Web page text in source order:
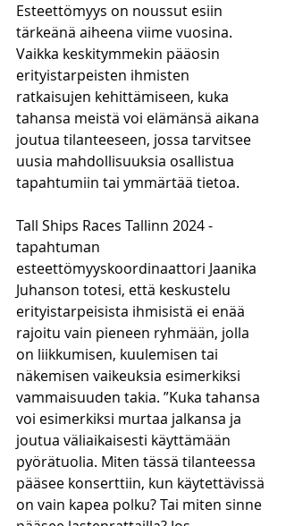
Esteettömyys on noussut esiin
tärkeänä aiheena viime vuosina.
Vaikka keskitymmekin pääosin
erityistarpeisten ihmisten
ratkaisujen kehittämiseen, kuka
tahansa meistä voi elämänsä aikana
joutua tilanteeseen, jossa tarvitsee
uusia mahdollisuuksia osallistua
tapahtumiin tai ymmärtää tietoa.
Tall Ships Races Tallinn 2024 -
tapahtuman
esteettömyyskoordinaattori Jaanika
Juhanson totesi, että keskustelu
erityistarpeisista ihmisistä ei enää
rajoitu vain pieneen ryhmään, jolla
on liikkumisen, kuulemisen tai
näkemisen vaikeuksia esimerkiksi
vammaisuuden takia. ”Kuka tahansa
voi esimerkiksi murtaa jalkansa ja
joutua väliaikaisesti käyttämään
pyörätuolia. Miten tässä tilanteessa
pääsee konserttiin, kun käytettävissä
on vain kapea polku? Tai miten sinne